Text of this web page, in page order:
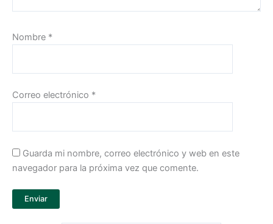
Nombre *
Correo electrónico *
Guarda mi nombre, correo electrónico y web en este
navegador para la próxima vez que comente.